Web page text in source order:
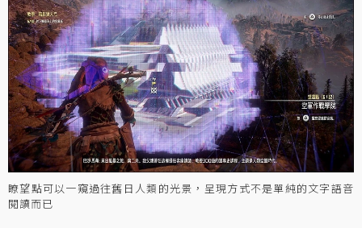
瞭望點可以一窺過往舊日人類的光景，呈現方式不是單純的文字語音
閱讀而已